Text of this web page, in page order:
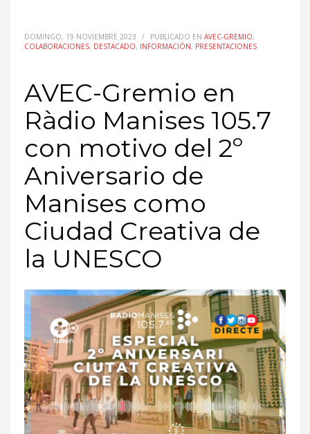
DOMINGO, 19 NOVIEMBRE 2023 / PUBLICADO EN AVEC-GREMIO,
COLABORACIONES, DESTACADO, INFORMACIÓN, PRESENTACIONES
AVEC-Gremio en
Ràdio Manises 105.7
con motivo del 2º
Aniversario de
Manises como
Ciudad Creativa de
la UNESCO